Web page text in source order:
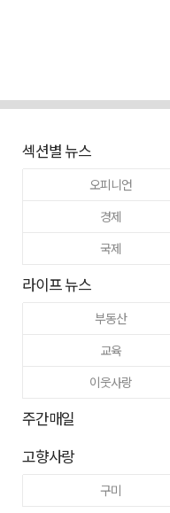
섹션별 뉴스
오피니언
경제
국제
라이프 뉴스
부동산
교육
이웃사랑
주간매일
고향사랑
구미